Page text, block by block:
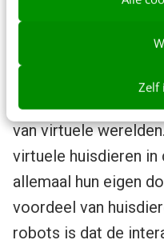
Zelf
de nieuwe
Ben Goertzel,
interessant artikel
kunstmatige
van virtuele
virtuele huisdieren in
allemaal hun eigen
voordeel van
robots is dat de